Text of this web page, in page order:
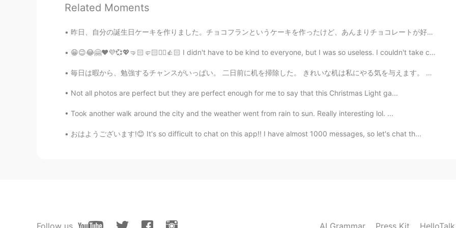
gtj2017 2021.07.12 05:12
@ ありがとうございました！
EN JP CN KR
@Keiko Thanks Keikoさん, I had a wonderful weekend 😄
Related Moments
昨日、自分の誕生日ケーキを作りました。チョコフランというケーキを作ったけど、あんまりチョコレートが好きじゃないので、チョコレートケーキの代わりにストロベリーケーキを作りました！すごく美味しかった...
😁😉😂🤗❤️💜💞💖🤜🏻🤛🏻✌🏻👍🏻 I didn't have to be kind to everyone, but I was so useless. I couldn't take ca...
毎日は暇から、勉強するチャンスがいっぱい。 二日前に机を掃除した。 きれいな机は私にやる気を与えます。 勉強しない時は映画を見る。 今日はお腹が痛いから勉強しない。 昨日からあまり食べなかった。...
Not all photos are perfect but they are perfect enough for me to say that this Christmas Light ga...
Took another walk around the city and the weather went from rain to sun. Really interesting lol. ...
おはようございます!😊 It's so difficult to chat on this app!! I have almost 1000 messages, so let's chat th...
Follow us AI Grammar Press Kit